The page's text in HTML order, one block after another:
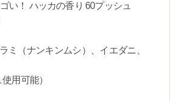
い！ ハッカの香り 60プッシュ
ミ（ナンキンムシ）、イエダニ、
用可能）